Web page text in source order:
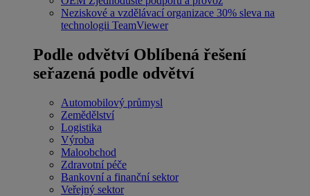
Neziskové a vzdělávací organizace 30% sleva na
technologii TeamViewer
Podle odvětví Oblíbená řešení
seřazená podle odvětví
Automobilový průmysl
Zemědělství
Logistika
Výroba
Maloobchod
Zdravotní péče
Bankovní a finanční sektor
Veřejný sektor